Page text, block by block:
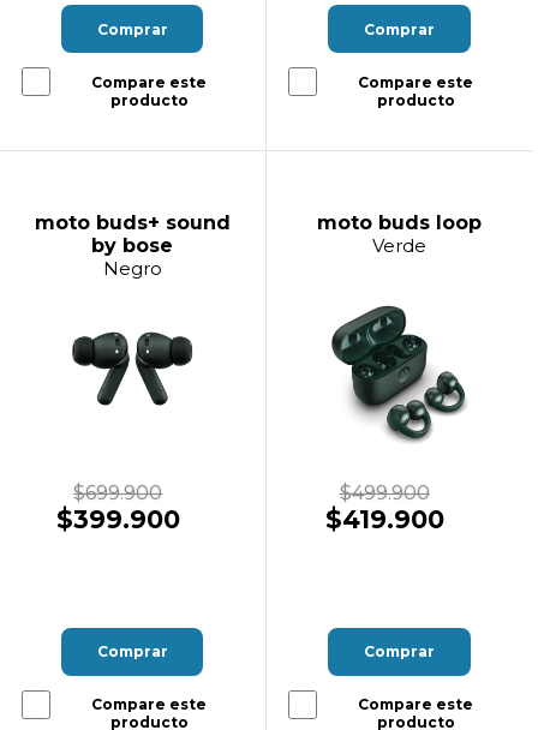
Comprar
Compare este
producto
Comprar
Compare este
producto
moto buds+ sound
by bose
Negro
$699.900
$399.900
Comprar
Compare este
producto
moto buds loop
Verde
$499.900
$419.900
Comprar
Compare este
producto